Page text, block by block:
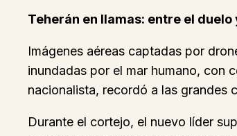
Teherán en llamas: entre el duelo
Imágenes aéreas captadas por
inundadas por el mar humano, con
nacionalista, recordó a las grandes
Durante el cortejo, el nuevo líder